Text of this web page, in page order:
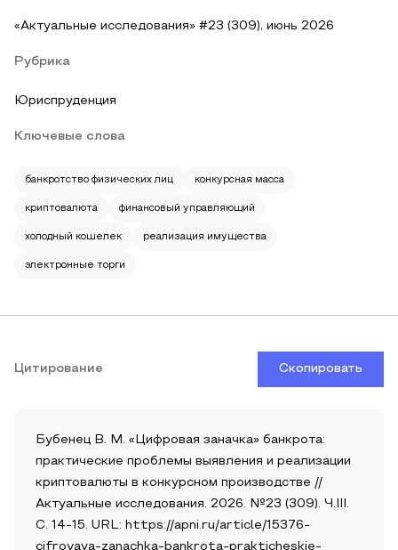
«Актуальные исследования» #23 (309), июнь 2026
Рубрика
Юриспруденция
Ключевые слова
банкротство физических лиц конкурсная масса
криптовалюта финансовый управляющий
холодный кошелек реализация имущества
электронные торги
Цитирование Скопировать
Бубенец В. М. «Цифровая заначка» банкрота:
практические проблемы выявления и реализации
криптовалюты в конкурсном производстве //
Актуальные исследования. 2026. №23 (309). Ч.III.
С. 14-15. URL: https://apni.ru/article/15376-
cifrovaya-zanachka-bankrota-prakticheskie-